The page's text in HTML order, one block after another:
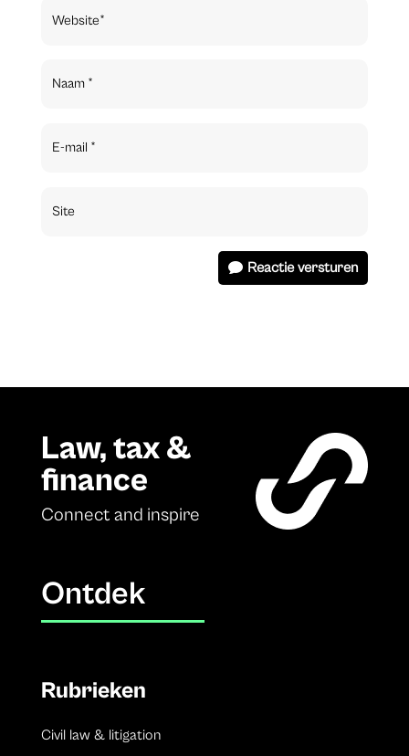
Reactie versturen
Law, tax &
finance
Connect and inspire
Ontdek
Rubrieken
Civil law & litigation